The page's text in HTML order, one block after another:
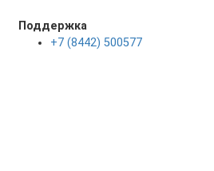
Поддержка
+7 (8442) 500577